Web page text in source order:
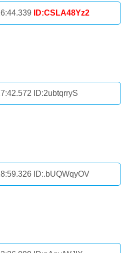
ID:CSLA48Yz2
ID:2ubtqrryS
ID:.bUQWqyOV